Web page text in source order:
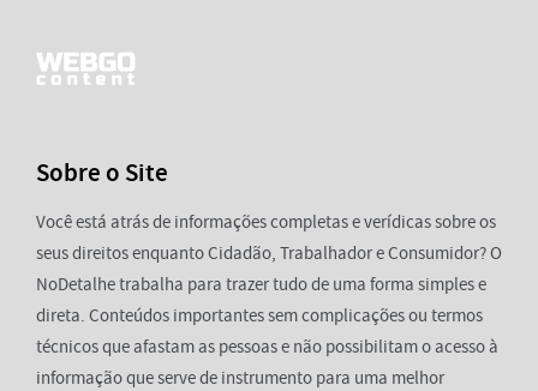
Sobre o Site
Você está atrás de informações completas e verídicas sobre os
seus direitos enquanto Cidadão, Trabalhador e Consumidor? O
NoDetalhe trabalha para trazer tudo de uma forma simples e
direta. Conteúdos importantes sem complicações ou termos
técnicos que afastam as pessoas e não possibilitam o acesso à
informação que serve de instrumento para uma melhor